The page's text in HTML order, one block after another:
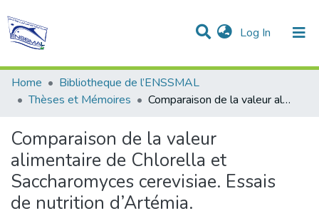
Log In (current)
Communities & Collections
Statistics
All of DSpace
Home
Bibliotheque de l’ENSSMAL
Thèses et Mémoires
Comparaison de la valeur alimentaire de Chlorella et Saccharomyces cerevisiae. Essais de nutrition d’Artémia.
Comparaison de la valeur
alimentaire de Chlorella et
Saccharomyces cerevisiae. Essais
de nutrition d’Artémia.